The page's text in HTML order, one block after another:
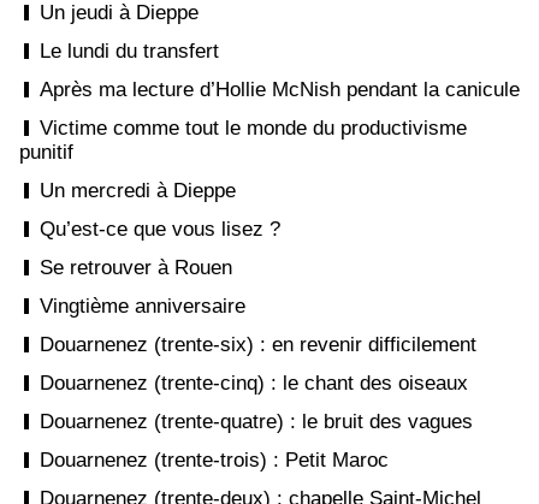
Un jeudi à Dieppe
Le lundi du transfert
Après ma lecture d’Hollie McNish pendant la canicule
Victime comme tout le monde du productivisme
punitif
Un mercredi à Dieppe
Qu’est-ce que vous lisez ?
Se retrouver à Rouen
Vingtième anniversaire
Douarnenez (trente-six) : en revenir difficilement
Douarnenez (trente-cinq) : le chant des oiseaux
Douarnenez (trente-quatre) : le bruit des vagues
Douarnenez (trente-trois) : Petit Maroc
Douarnenez (trente-deux) : chapelle Saint-Michel